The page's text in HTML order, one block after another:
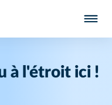
à l'étroit ici !